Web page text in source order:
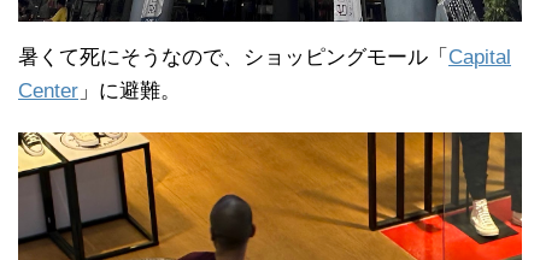
暑くて死にそうなので、ショッピングモール「 Capital
Center 」に避難。